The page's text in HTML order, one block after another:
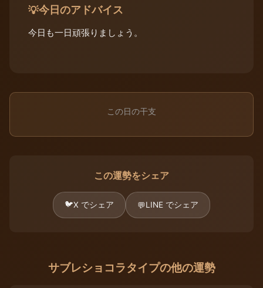
💡今日のアドバイス
今日も一日頑張りましょう。
この日の干支
この運勢をシェア
🐦X でシェア 💬LINE でシェア
サブレショコラタイプの他の運勢